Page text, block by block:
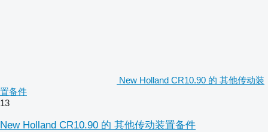
New Holland CR10.90 的 其他传动装
置备件
13
New Holland CR10.90 的 其他传动装置备件